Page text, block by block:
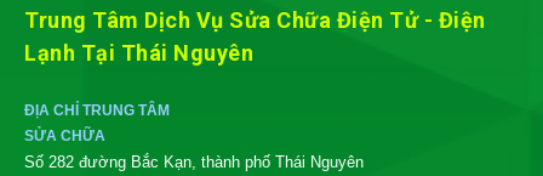
Trung Tâm Dịch Vụ Sửa Chữa Điện Tử - Điện
Lạnh Tại Thái Nguyên
ĐỊA CHỈ TRUNG TÂM
SỬA CHỮA
Số 282 đường Bắc Kạn, thành phố Thái Nguyên